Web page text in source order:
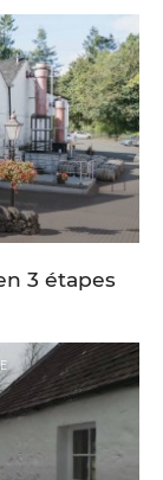
3 étapes